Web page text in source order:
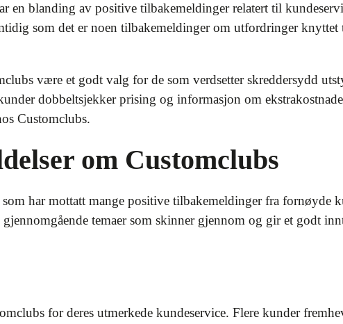
en blanding av positive tilbakemeldinger relatert til
som det er noen tilbakemeldinger om utfordringer
være et godt valg for de som verdsetter skreddersydd
dobbeltsjekker prising og informasjon om
Customclubs.
om Customclubs
har mottatt mange positive tilbakemeldinger fra fornøyde
temaer som skinner gjennom og gir et godt
for deres utmerkede kundeservice. Flere kunder